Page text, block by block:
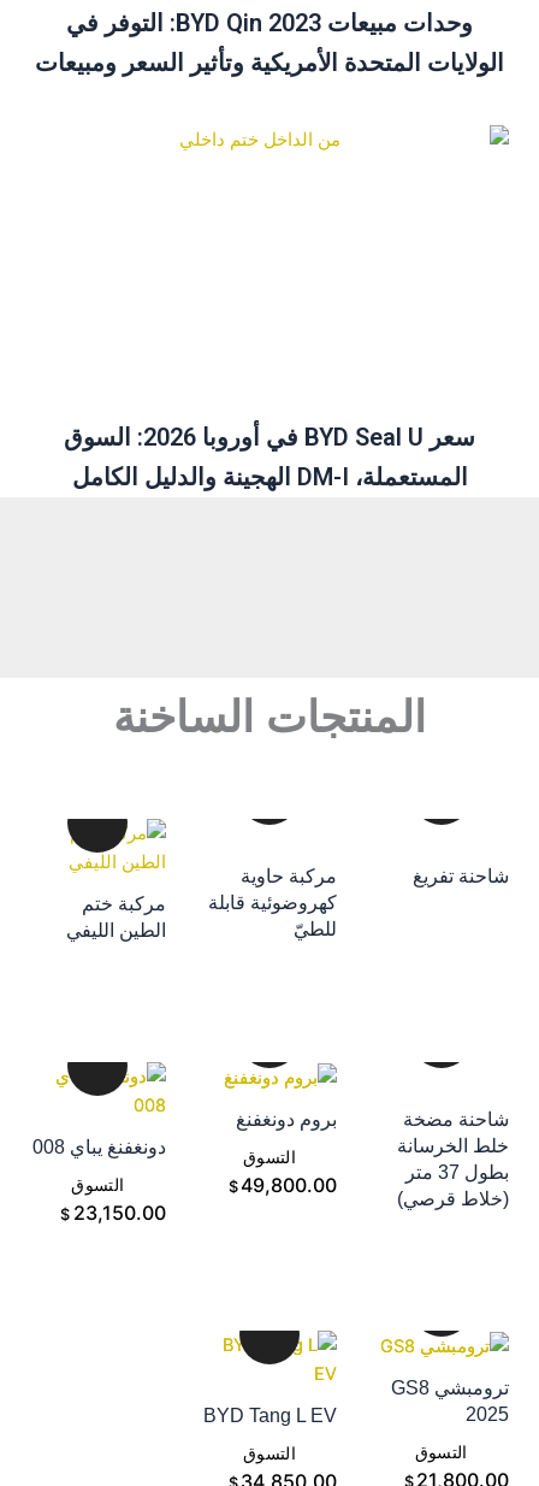
وحدات مبيعات BYD Qin 2023: التوفر في
الولايات المتحدة الأمريكية وتأثير السعر ومبيعات
سعر BYD Seal U في أوروبا 2026: السوق
المستعملة، DM-I الهجينة والدليل الكامل
المنتجات الساخنة
تفريغ
التسوق
مركبة حاوية
كهروضوئية قابلة
للطيّ
إضافة إلى سلة
التسوق
مركبة ختم
الطين الليفي
إضافة إلى سلة
التسوق
مضخة
الخرسانة
بطول 37 متر
قرصي)
إضافة إلى سلة
التسوق
بروم دونغفنغ
$49,800.00
إضافة إلى سلة
التسوق
دونغفنغ يباي 008
$23,150.00
إضافة إلى سلة
التسوق
ترومبشي GS8
$
إضافة إلى سلة
التسوق
BYD Tang L EV
34,850.00
إضافة إلى سلة
التسوق